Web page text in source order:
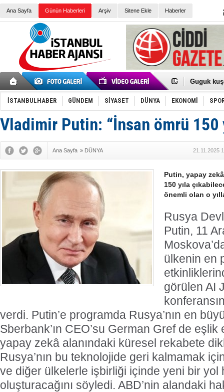
Ana Sayfa Günün Haberleri Arşiv Sitene Ekle Haberler
Türk
Guguk
Sneaker
Erkek
Tommy
Yeri
Ceza
Kayyum
Ankara
Erdoğan:
İtalyan
Ece
3
İSTANBULHABER GÜNDEM SİYASET DÜNYA EKONOMİ
Vladimir Putin: “İnsan ömrü 150
Ana Sayfa » DÜNYA 21.11.2025
Putin, yapay
150 yıla
önemli olan o
Rusya
Putin, 11
ülkenin en
görülen AI
verdi. Putin’e programda Rusya’nın en
Sberbank’ın CEO’su German Gref de
yapay zekâ alanındaki küresel rekabete
Rusya’nın bu teknolojide geri kalmamak
ve diğer ülkelerle işbirliği içinde yeni bir yol
oluşturacağını söyledi. ABD’nin alandaki